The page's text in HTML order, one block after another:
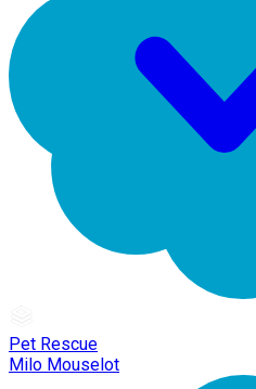
Pet Rescue
Milo Mouselot